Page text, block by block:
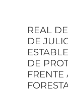
REAL
DE
DE